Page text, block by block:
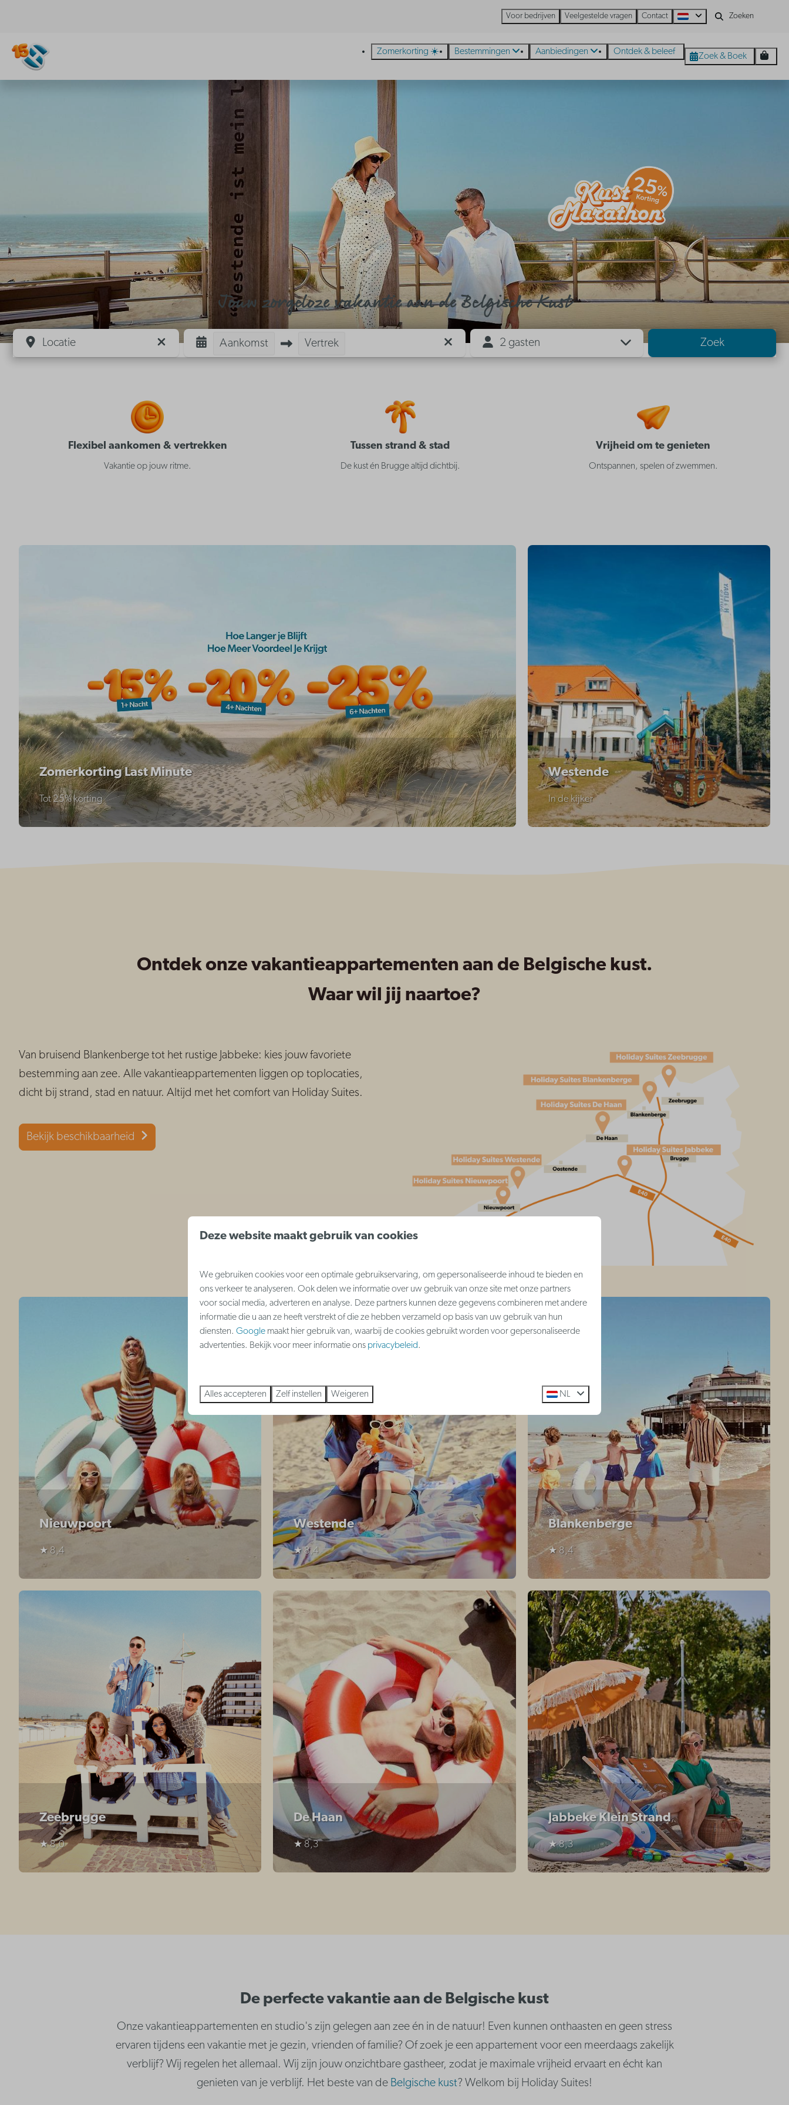
Voor bedrijven Veelgestelde vragen Contact
Zomerkorting ☀️ Bestemmingen Aanbiedingen Ontdek & beleef Zoek & Boek
Jouw zorgeloze vakantie aan de Belgische Kust
Locatie Aankomst Vertrek 2 gasten Zoek
Flexibel aankomen & vertrekken
Vakantie op jouw ritme.
Tussen strand & stad
De kust én Brugge altijd dichtbij.
Vrijheid om te genieten
Ontspannen, spelen of zwemmen.
Zomerkorting Last Minute
Tot 25% korting
Westende
In de kijker
Ontdek onze vakantieappartementen aan de Belgische kust.
Waar wil jij naartoe?
Van bruisend Blankenberge tot het rustige Jabbeke: kies jouw favoriete
bestemming aan zee. Alle vakantieappartementen liggen op toplocaties,
dicht bij strand, stad en natuur. Altijd met het comfort van Holiday Suites.
Bekijk beschikbaarheid
Nieuwpoort
★ 8,4
Zeebrugge
★ 8,0
Westende
★ 8,4
De Haan
★ 8,3
Blankenberge
★ 8,4
Jabbeke Klein Strand
★ 8,3
De perfecte vakantie aan de Belgische kust
Onze vakantieappartementen en studio's zijn gelegen aan zee én in de natuur! Even kunnen onthaasten en geen stress
ervaren tijdens een vakantie met je gezin, vrienden of familie? Of zoek je een appartement voor een meerdaags zakelijk
verblijf? Wij regelen het allemaal. Wij zijn jouw onzichtbare gastheer, zodat je maximale vrijheid ervaart en écht kan
genieten van je verblijf. Het beste van de Belgische kust? Welkom bij Holiday Suites!
Deze website maakt gebruik van cookies
We gebruiken cookies voor een optimale gebruikservaring, om gepersonaliseerde inhoud te bieden en
ons verkeer te analyseren. Ook delen we informatie over uw gebruik van onze site met onze partners
voor social media, adverteren en analyse. Deze partners kunnen deze gegevens combineren met andere
informatie die u aan ze heeft verstrekt of die ze hebben verzameld op basis van uw gebruik van hun
diensten. Google maakt hier gebruik van, waarbij de cookies gebruikt worden voor gepersonaliseerde
advertenties. Bekijk voor meer informatie ons privacybeleid.
Alles accepteren Zelf instellen Weigeren NL